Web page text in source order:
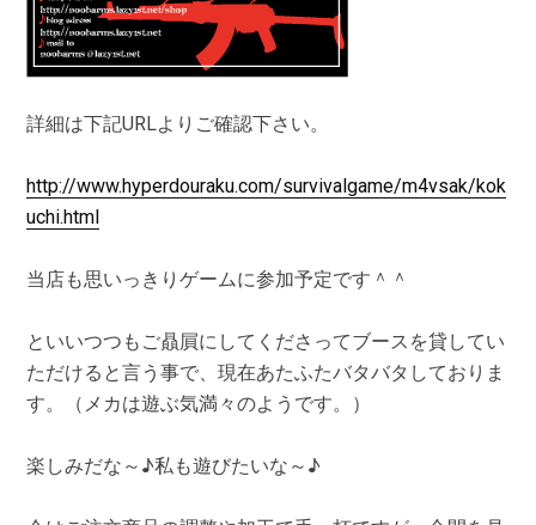
詳細は下記URLよりご確認下さい。
http://www.hyperdouraku.com/survivalgame/m4vsak/kok
uchi.html
当店も思いっきりゲームに参加予定です＾＾
といいつつもご贔屓にしてくださってブースを貸してい
ただけると言う事で、現在あたふたバタバタしておりま
す。（メカは遊ぶ気満々のようです。）
楽しみだな～♪私も遊びたいな～♪